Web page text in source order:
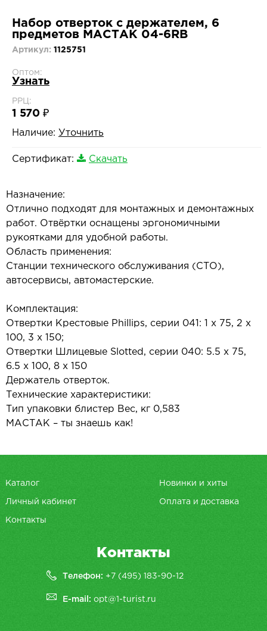
Набор отверток с держателем, 6
предметов МАСТАК 04-6RB
Артикул: 1125751
Оптом:
Узнать
РРЦ:
1 570 ₽
Наличие: Уточнить
Сертификат: Скачать
Назначение:
Отлично подходят для монтажных и демонтажных
работ. Отвёртки оснащены эргономичными
рукоятками для удобной работы.
Область применения:
Станции технического обслуживания (СТО),
автосервисы, автомастерские.
Комплектация:
Отвертки Крестовые Phillips, серии 041: 1 х 75, 2 х
100, 3 х 150;
Отвертки Шлицевые Slotted, серии 040: 5.5 х 75,
6.5 х 100, 8 х 150
Держатель отверток.
Технические характеристики:
Тип упаковки блистер Вес, кг 0,583
МАСТАК – ты знаешь как!
Каталог Новинки и хиты
Личный кабинет Оплата и доставка
Контакты
Контакты
Телефон: +7 (495) 183-90-12
E-mail:opt@1-turist.ru